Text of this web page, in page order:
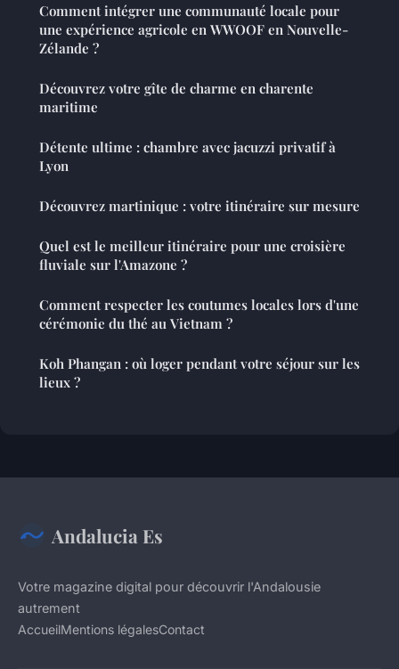
Comment intégrer une communauté locale pour
une expérience agricole en WWOOF en Nouvelle-
Zélande ?
Découvrez votre gîte de charme en charente
maritime
Détente ultime : chambre avec jacuzzi privatif à
Lyon
Découvrez martinique : votre itinéraire sur mesure
Quel est le meilleur itinéraire pour une croisière
fluviale sur l'Amazone ?
Comment respecter les coutumes locales lors d'une
cérémonie du thé au Vietnam ?
Koh Phangan : où loger pendant votre séjour sur les
lieux ?
Andalucia Es
Votre magazine digital pour découvrir l'Andalousie
autrement
AccueilMentions légalesContact